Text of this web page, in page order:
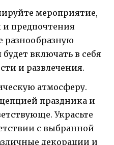
мероприятие,
предпочтения
разнообразную
включать в себя
и развлечения.
атмосферу.
праздника и
Украсьте
с выбранной
декорации и